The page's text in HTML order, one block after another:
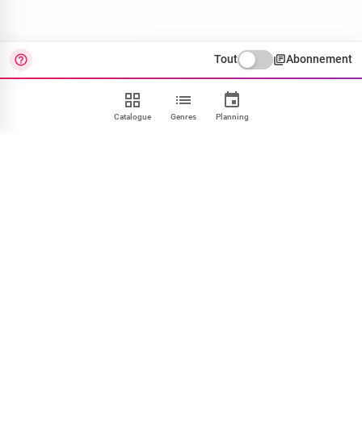
Catalogue Genres Planning
Tout Abonnement